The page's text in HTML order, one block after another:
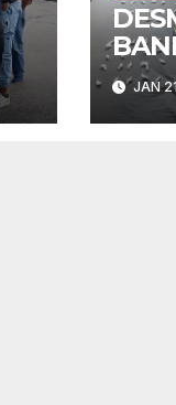
JAN